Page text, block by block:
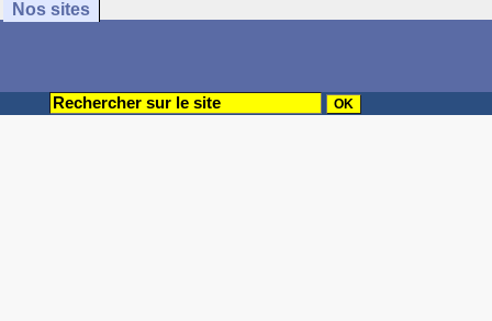
Nos sites